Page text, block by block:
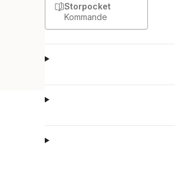
Storpocket
Kommande